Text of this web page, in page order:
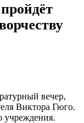
вечер,
Виктора Гюго.
учреждения.